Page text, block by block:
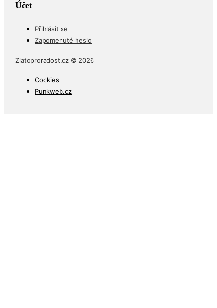
Účet
Přihlásit se
Zapomenuté heslo
Zlatoproradost.cz © 2026
Cookies
Punkweb.cz